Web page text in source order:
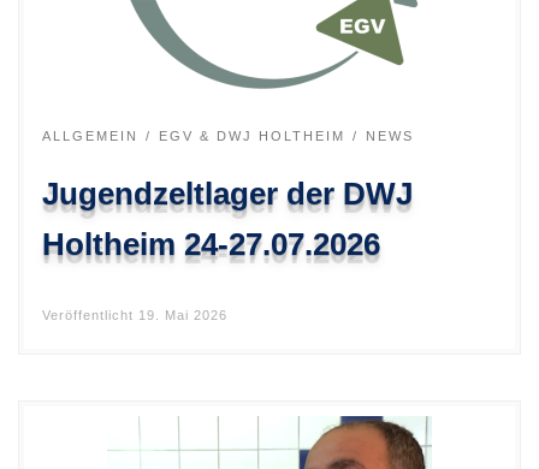
ALLGEMEIN EGV & DWJ HOLTHEIM NEWS
Jugendzeltlager der DWJ
Holtheim 24-27.07.2026
Veröffentlicht 19. Mai 2026